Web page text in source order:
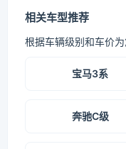
相关车型推荐
根据车辆级别和车价
宝马3系
奔驰C级